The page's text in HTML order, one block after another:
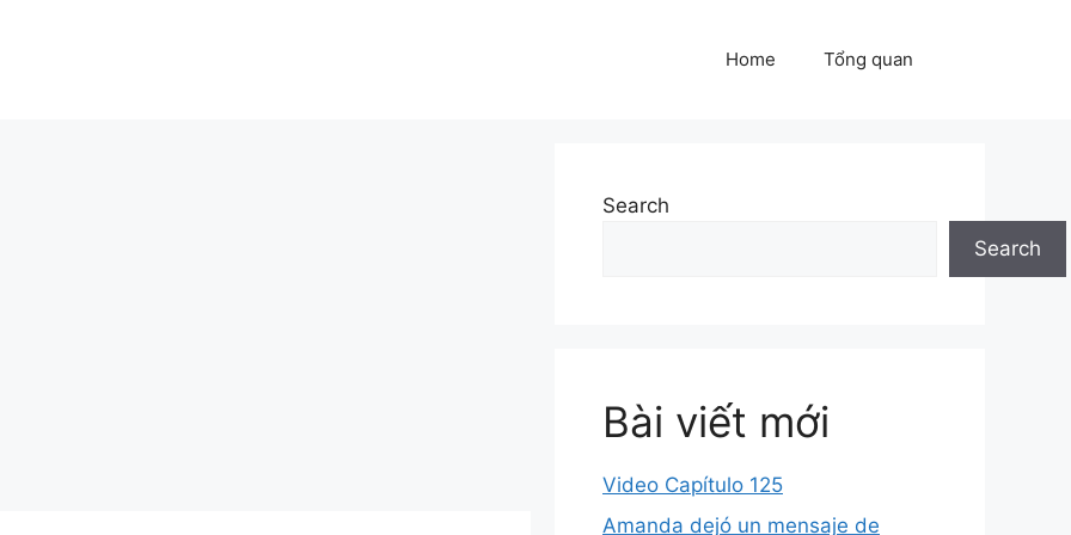
Home Tổng quan
Search
Search
Bài viết mới
Video Capítulo 125
Amanda dejó un mensaje de